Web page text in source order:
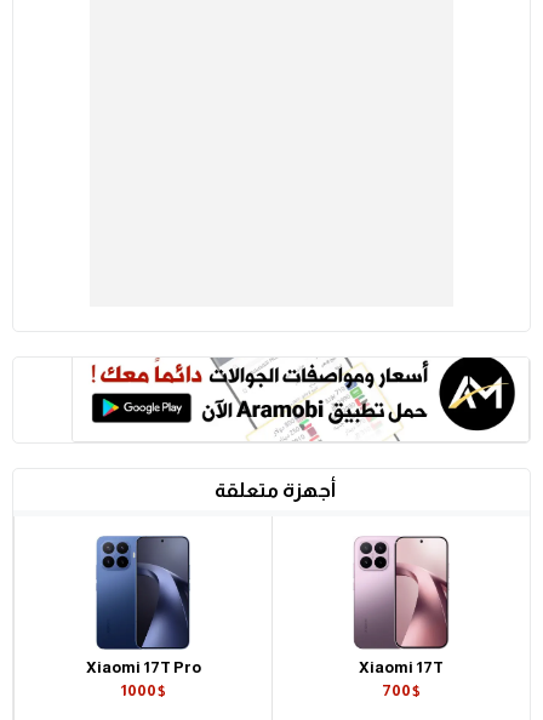
أجهزة متعلقة
Xiaomi 17T
700$
Xiaomi 17T Pro
1000$